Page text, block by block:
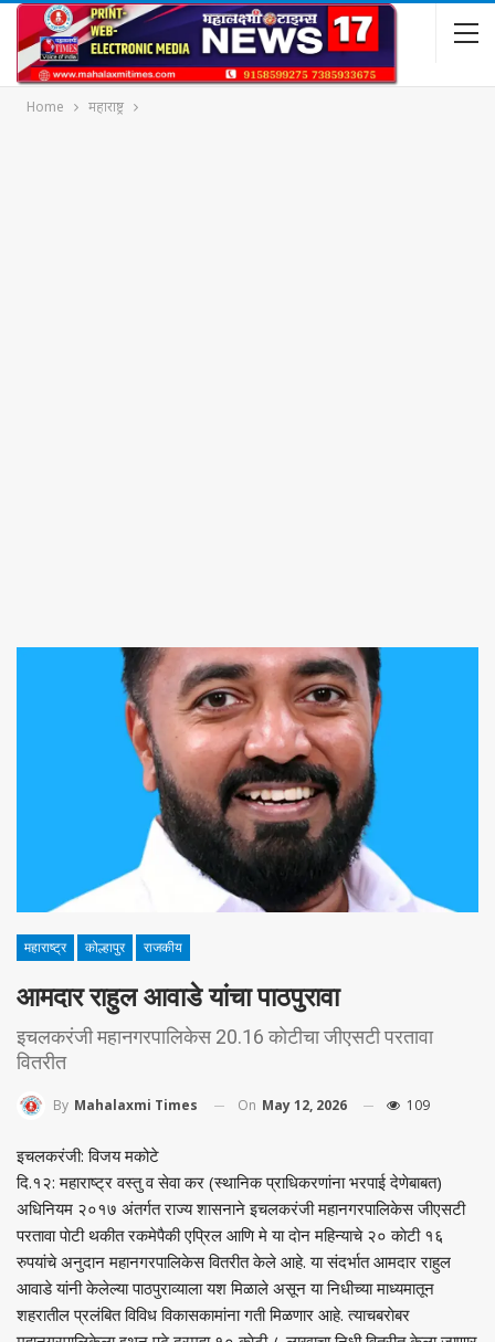
Home महाराष्ट्र
महाराष्ट्र कोल्हापुर राजकीय
आमदार राहुल आवाडे यांचा पाठपुरावा
इचलकरंजी महानगरपालिकेस 20.16 काेटीचा जीएसटी परतावा
वितरीत
By Mahalaxmi Times On May 12, 2026 109
इचलकरंजी: विजय मकोटे
दि.१२: महाराष्ट्र वस्तु व सेवा कर (स्थानिक प्राधिकरणांना भरपाई देणेबाबत)
अधिनियम २०१७ अंतर्गत राज्य शासनाने इचलकरंजी महानगरपालिकेस जीएसटी
परतावा पाेटी थकीत रकमेपैकी एप्रिल आणि मे या दाेन महिन्याचे २० काेटी १६
रुपयांचे अनुदान महानगरपालिकेस वितरीत केले आहे. या संदर्भात आमदार राहुल
आवाडे यांनी केलेल्या पाठपुराव्याला यश मिळाले असून या निधीच्या माध्यमातून
शहरातील प्रलंबित विविध विकासकामांना गती मिळणार आहे. त्याचबराेबर